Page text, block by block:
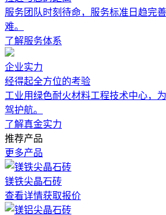
服务团队时刻待命，服务标准日趋完
难。
了解服务体系
企业实力
经得起全方位的考验
工业用绿色耐火材料工程技术中心，
驾护航。
了解真金实力
推荐产品
更多产品
镁铁尖晶石砖
查看详情获取报价